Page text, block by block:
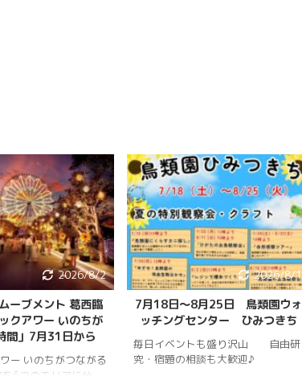
2026/8/2
ーブメント 葛西臨
クアワー いのちが
間」7月31日から
ー いのちがつながる
6つのエリアに分
2026/8/1
7月18日〜8月25日 鳥類園ウォ
ッチングセンター ひみつきち
毎日イベントも盛り沢山 自由研
究・宿題の相談も大歓迎♪